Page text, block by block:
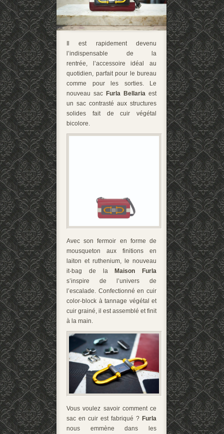
Il est rapidement devenu
l’indispensable de la
rentrée, l’accessoire idéal au
quotidien, parfait pour le bureau
comme pour les sorties. Le
nouveau sac Furla Bellaria est
un sac contrasté aux structures
solides fait de cuir végétal
bicolore.
Avec son fermoir en forme de
mousqueton aux finitions en
laiton et ruthenium, le nouveau
it-bag de laMaison Furla
s’inspire de l’univers de
l’escalade. Confectionné en cuir
color-block à tannage végétal et
cuir grainé, il est assemblé et finit
à la main.
Vous voulez savoir comment ce
sac en cuir est fabriqué ? Furla
nous emmène dans les